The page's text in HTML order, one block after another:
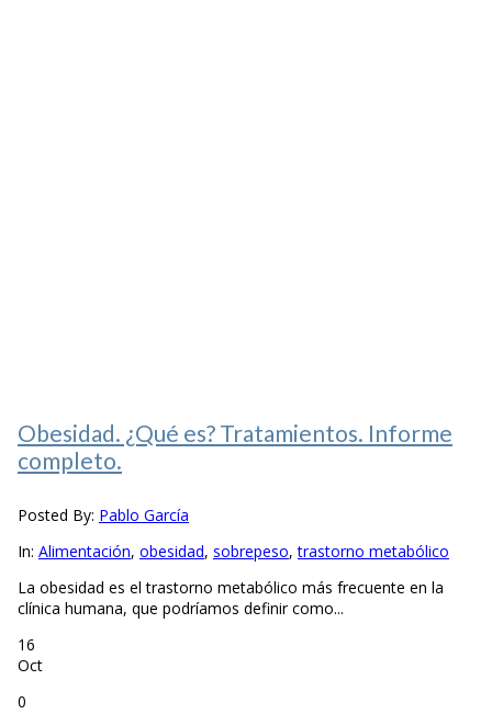
Obesidad. ¿Qué es? Tratamientos. Informe
completo.
Posted By: Pablo García
In: Alimentación, obesidad, sobrepeso,trastorno metabólico
La obesidad es el trastorno metabólico más frecuente en la
clínica humana, que podríamos definir como...
16
Oct
0